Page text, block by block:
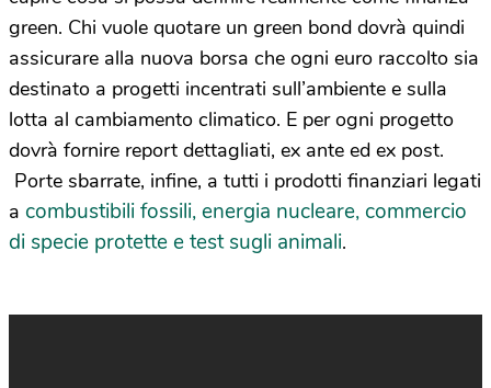
green. Chi vuole quotare un green bond dovrà quindi
assicurare alla nuova borsa che ogni euro raccolto sia
destinato a progetti incentrati sull’ambiente e sulla
lotta al cambiamento climatico. E per ogni progetto
dovrà fornire report dettagliati, ex ante ed ex post.
Porte sbarrate, infine, a tutti i prodotti finanziari legati
a combustibili fossili, energia nucleare, commercio
di specie protette e test sugli animali.